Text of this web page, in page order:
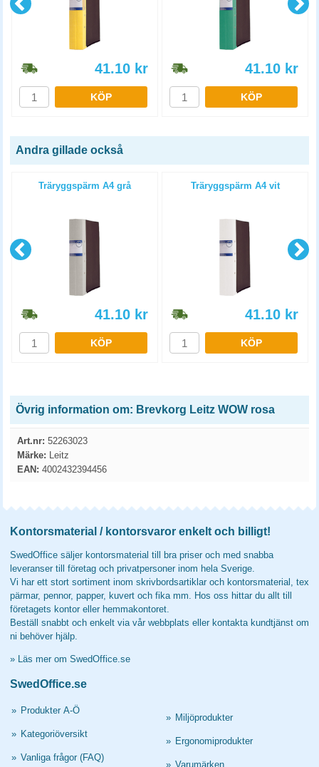
41.10 kr
KÖP
41.10 kr
KÖP
Andra gillade också
Träryggspärm A4 grå
41.10 kr
KÖP
Träryggspärm A4 vit
41.10 kr
KÖP
Övrig information om: Brevkorg Leitz WOW rosa
Art.nr: 52263023
Märke: Leitz
EAN: 4002432394456
Kontorsmaterial / kontorsvaror enkelt och billigt!
SwedOffice säljer kontorsmaterial till bra priser och med snabba
leveranser till företag och privatpersoner inom hela Sverige.
Vi har ett stort sortiment inom skrivbordsartiklar och kontorsmaterial, tex
pärmar, pennor, papper, kuvert och fika mm. Hos oss hittar du allt till
företagets kontor eller hemmakontoret.
Beställ snabbt och enkelt via vår webbplats eller kontakta kundtjänst om
ni behöver hjälp.
» Läs mer om SwedOffice.se
SwedOffice.se
» Produkter A-Ö
» Kategoriöversikt
» Vanliga frågor (FAQ)
» Miljöprodukter
» Ergonomiprodukter
» Varumärken